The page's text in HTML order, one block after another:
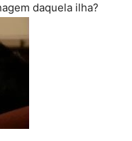
daquela ilha?